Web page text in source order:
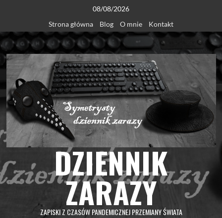
content
08/08/2026
Strona główna
Blog O mnie Kontakt
DZIENNIK
ZARAZY
ZAPISKI Z CZASÓW PANDEMICZNEJ PRZEMIANY ŚWIATA